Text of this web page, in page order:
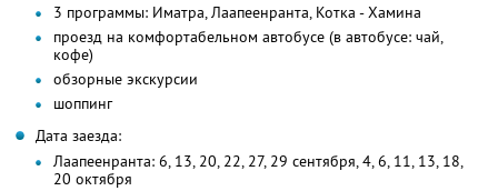
3 программы: Иматра, Лаапеенранта, Котка - Хамина
проезд на комфортабельном автобусе (в автобусе: чай,
кофе)
обзорные экскурсии
шоппинг
Дата заезда:
Лаапеенранта: 6, 13, 20, 22, 27, 29 сентября, 4, 6, 11, 13, 18,
20 октября